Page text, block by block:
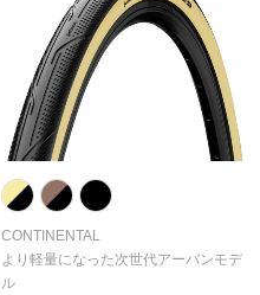
CONTINENTAL
より軽量になった次世代アーバンモデ
ル